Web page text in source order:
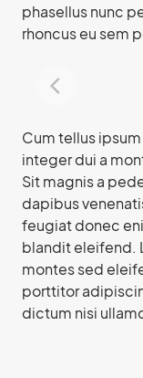
phasellus nunc
rhoncus eu sem
Cum tellus
integer dui a
Sit magnis a
dapibus
feugiat donec
blandit eleifend.
montes sed
porttitor
dictum nisi